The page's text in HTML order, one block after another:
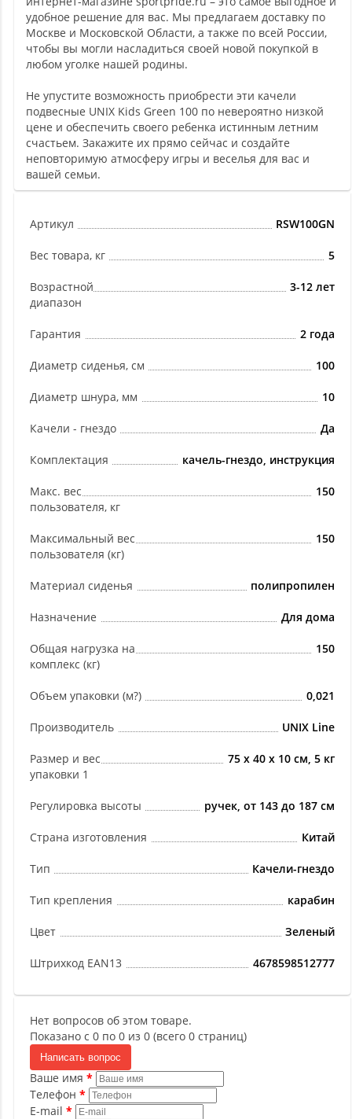
удобное решение для вас. Мы предлагаем доставку по
Москве и Московской Области, а также по всей России,
чтобы вы могли насладиться своей новой покупкой в
любом уголке нашей родины.
Не упустите возможность приобрести эти качели
подвесные UNIX Kids Green 100 по невероятно низкой
цене и обеспечить своего ребенка истинным летним
счастьем. Закажите их прямо сейчас и создайте
неповторимую атмосферу игры и веселья для вас и
вашей семьи.
Артикул RSW100GN
Вес товара, кг 5
Возрастной
диапазон
3-12 лет
Гарантия 2 года
Диаметр сиденья, см 100
Диаметр шнура, мм 10
Качели - гнездо Да
Комплектация качель-гнездо, инструкция
Макс. вес
пользователя, кг
150
Максимальный вес
пользователя (кг)
150
Материал сиденья полипропилен
Назначение Для дома
Общая нагрузка на
комплекс (кг)
150
Объем упаковки (м?) 0,021
Производитель UNIX Line
Размер и вес
упаковки 1
75 x 40 x 10 см, 5 кг
Регулировка высоты ручек, от 143 до 187 см
Страна изготовления Китай
Тип Качели-гнездо
Тип крепления карабин
Цвет Зеленый
Штрихкод EAN13 4678598512777
Нет вопросов об этом товаре.
Показано с 0 по 0 из 0 (всего 0 страниц)
Написать вопрос
Ваше имя
Телефон
E-mail